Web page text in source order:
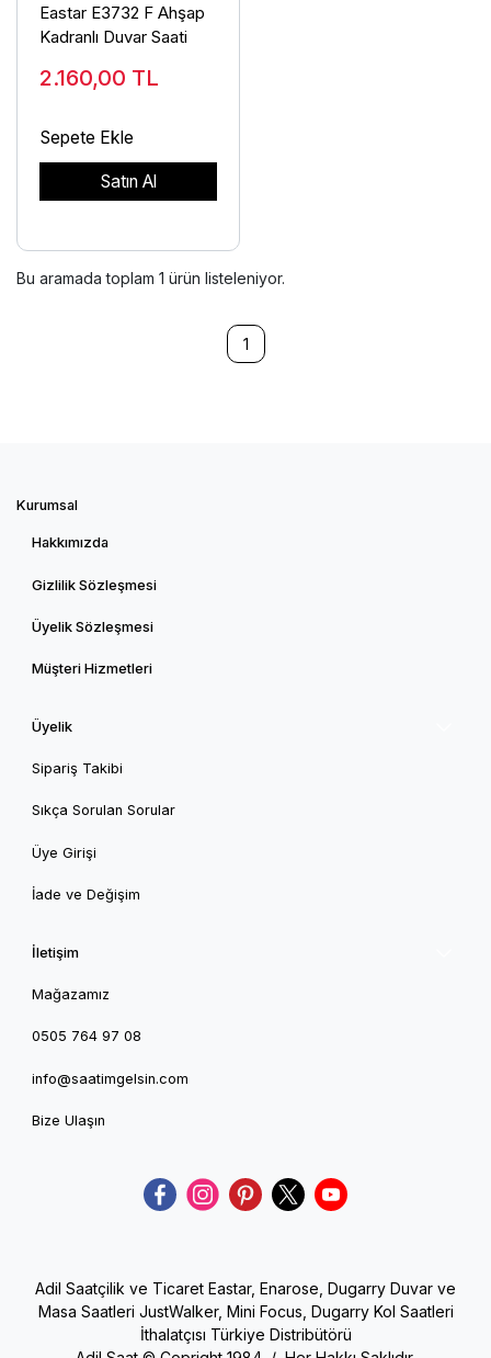
Eastar E3732 F Ahşap
Kadranlı Duvar Saati
2.160,00 TL
Sepete Ekle
Satın Al
Bu aramada toplam 1 ürün listeleniyor.
1
Kurumsal
Hakkımızda
Gizlilik Sözleşmesi
Üyelik Sözleşmesi
Müşteri Hizmetleri
Üyelik
Sipariş Takibi
Sıkça Sorulan Sorular
Üye Girişi
İade ve Değişim
İletişim
Mağazamız
0505 764 97 08
info@saatimgelsin.com
Bize Ulaşın
Adil Saatçilik ve Ticaret Eastar, Enarose, Dugarry Duvar ve
Masa Saatleri JustWalker, Mini Focus, Dugarry Kol Saatleri
İthalatçısı Türkiye Distribütörü